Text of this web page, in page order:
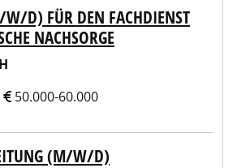
D) FÜR DEN FACHDIENST
NACHSORGE
50.000-60.000
(M/W/D)